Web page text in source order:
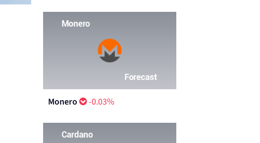
Monero -0.03%